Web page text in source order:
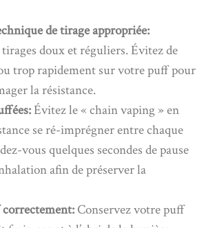
de tirage appropriée:
doux et réguliers. Évitez de
trop rapidement sur votre puff pour
la résistance.
Évitez le « chain vaping » en
se ré-imprégner entre chaque
vous quelques secondes de pause
afin de préserver la
Conservez votre puff